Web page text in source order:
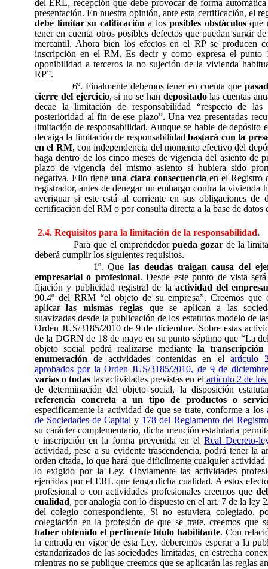
del ERL, recepción que debe provocar de forma
presentación. En nuestra opinión, ante esta certificación, el
debe limitar su calificacióna los posibles obstáculosque
tener en cuenta otros posibles defectos que puedan surgir
mercantil. Ahora bien los efectos en el RP se producen
inscripción en el RM. Es decir y como expresa el punto
oponibilidad a terceros la no sujeción de la vivienda
RP”.
6º. Finalmente debemos tener en cuenta que
cierre del ejercicio, si no se han depositadolas cuentas
decae la limitación de responsabilidad “respecto de las
posterioridad al fin de ese plazo”. Una vez presentadas
limitación de responsabilidad. Aunque se hable de depósito
decaiga la limitación de responsabilidadbastará con la
en el RM, con independencia del momento efectivo del
haga dentro de los cinco meses de vigencia del asiento de
plazo de vigencia del mismo asiento si hubiera sido
negativa. Ello tieneuna clara consecuenciaen el Registro
registrador, antes de denegar un embargo contra la vivienda
averiguar si este está al corriente en sus obligaciones de
certificación del RM o por consulta directa a la base de datos
2.4. Requisitos para la limitación de la responsabilidad.
Para que el emprendedor pueda gozar de la
deberá cumplir los siguientes requisitos.
1º. Quelas deudas traigan causa del
empresarial o profesional. Desde este punto de vista
fijación y publicidad registral de la actividad del
90.4º del RRM “el objeto de su empresa”. Creemos que
aplicarlas mismas reglas que se aplican a las
suavizadas desde la publicación de los estatutos modelo de
Orden JUS/3185/2010 de 9 de diciembre. Sobre estas
de la DGRN de 18 de mayo en su punto séptimo que “La
objeto social podrá realizarse mediante la
enumeración de actividades contenidas en el artículo
aprobados por la Orden JUS/3185/2010, de 9 de diciembre
varias o todas las actividades previstas en el artículo 2 de
de determinación del objeto social, la disposición
referencia concreta a un tipo de productos o
específicamente la actividad de que se trate, conforme a los
de Sociedades de Capital y 178 del Reglamento del
su carácter complementario, dicha mención estatutaria
e inscripción en la forma prevenida en el Real Decreto-
actividad, pese a su evidente trascendencia, podrá tener la
orden citada, lo que hará que difícilmente cualquier
lo exigido por la Ley. Obviamente las actividades
ejercidas por el ERL que tenga dicha cualidad. A estos
profesional o con actividades profesionales creemos que
cualidad, por analogía con lo dispuesto en el art. 7 de la ley
del colegio correspondiente. Si no estuviera colegiado,
colegiación en la profesión de que se trate, creemos que
haber obtenido el pertinente título habilitante. Con
la entrada en vigor de esta Ley, deberemos esperar a la
estandarizados de las sociedades limitadas, en estrecha
mientras no se publique creemos que se aplicarán las reglas